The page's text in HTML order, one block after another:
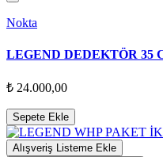
Nokta
LEGEND DEDEKTÖR 35
₺ 24.000,00
Sepete Ekle
Alışveriş Listeme Ekle